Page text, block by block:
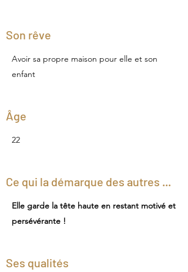
Son rêve
Avoir sa propre maison pour elle et son
enfant
Âge
22
Ce qui la démarque des autres ...
Elle garde la tête haute en restant motivé et
persévérante !
Ses qualités